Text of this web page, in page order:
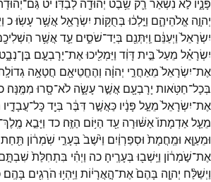
פָּנָ֑יו לֹ֣א נִשְׁאַ֔ר רַ֛ק שֵׁ֥בֶט יְהוּדָ֖ה לְבַדּֽוֹ׃ יט גַּם־
יְהוָ֣ה אֱלֹהֵיהֶ֑ם וַיֵּ֣לְכ֔וּ בְּחֻקּ֥וֹת יִשְׂרָאֵ֖לאֲשֶׁ֥רעָשֽׂוּ׃כ
יִשְׂרָאֵל֙ וַיְעַנֵּ֔ם וַֽיִּתְּנֵ֖ם בְּיַד־שֹׁסִ֑ים עַ֛דאֲשֶׁ֥ר
יִשְׂרָאֵ֗ל מֵעַל֙ בֵּ֣יתדָּוִ֔ד וַיַּמְלִ֖יכוּאֶת־יָרָבְעָ֣ם בֶּן־נְבָ֑ט
אֶת־יִשְׂרָאֵל֙ מֵאַחֲרֵ֣י יְהוָ֔ה וְהֶחֱטֵיאָ֖ם חֲטָאָ֥ה
בְּכָל־חַטֹּ֥אות יָרָבְעָ֖ם אֲשֶׁ֣רעָשָׂ֑ה לֹא־סָ֖רוּ מִמֶּֽנָּה׃
אֶת־יִשְׂרָאֵל֙ מֵעַ֣ל פָּנָ֔יו כַּאֲשֶׁ֣רדִּבֶּ֔ר בְּיַ֖דכָּל־עֲבָדָ֣יו
מֵעַ֤לאַדְמָתוֹ֙אַשּׁ֔וּרָה עַ֖ד הַיּ֥וֹם הַזֶּֽה׃ כד וַיָּבֵ֣א מֶֽלֶךְ־
וּמֵעַוָּ֤א וּמֵֽחֲמָת֙ וּסְפַרְוַ֔יִם וַיֹּ֙שֶׁב֙ בְּעָרֵ֣י שֹֽׁמְר֔וֹן תַּ֖חַת
אֶת־שֹׁ֣מְר֔וֹן וַיֵּֽשְׁב֖וּ בְּעָרֶֽיהָ׃ כה וַיְהִ֗י בִּתְחִלַּת֙
וַיְשַׁלַּ֨ח יְהוָ֤ה בָּהֶם֙אֶת־הָ֣אֲרָי֔וֹת וַיִּֽהְי֥וּ הֹרְגִ֖ים בָּהֶֽם׃